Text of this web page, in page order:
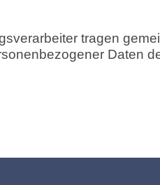
tragen
Daten